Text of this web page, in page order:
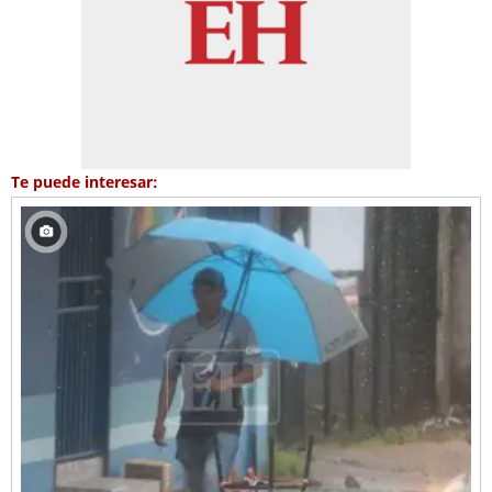
Te puede interesar: